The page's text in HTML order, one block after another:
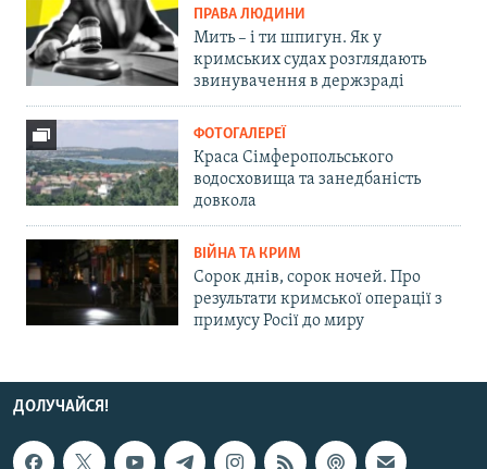
ПРАВА ЛЮДИНИ
Мить – і ти шпигун. Як у
кримських судах розглядають
звинувачення в держзраді
ФОТОГАЛЕРЕЇ
Краса Сімферопольського
водосховища та занедбаність
довкола
ВІЙНА ТА КРИМ
Сорок днів, сорок ночей. Про
результати кримської операції з
примусу Росії до миру
ДОЛУЧАЙСЯ!